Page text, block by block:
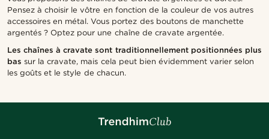
Pensez à choisir le vôtre en fonction de la couleur de vos autres
accessoires en métal. Vous portez des boutons de manchette
argentés ? Optez pour une chaîne de cravate argentée.
Les chaînes à cravate sont traditionnellement positionnées plus
bassur la cravate, mais cela peut bien évidemment varier selon
les goûts et le style de chacun.